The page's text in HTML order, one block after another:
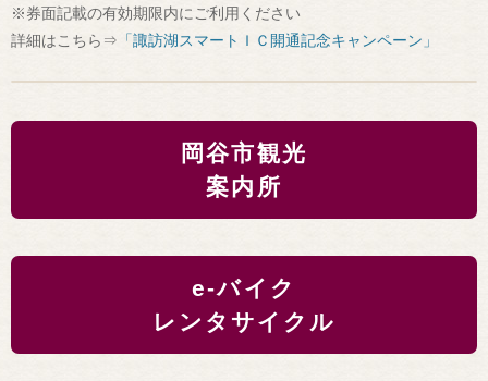
※券面記載の有効期限内にご利用ください
詳細はこちら⇒ 「諏訪湖スマートＩＣ開通記念キャンペーン」
岡谷市観光
案内所
e-バイク
レンタサイクル